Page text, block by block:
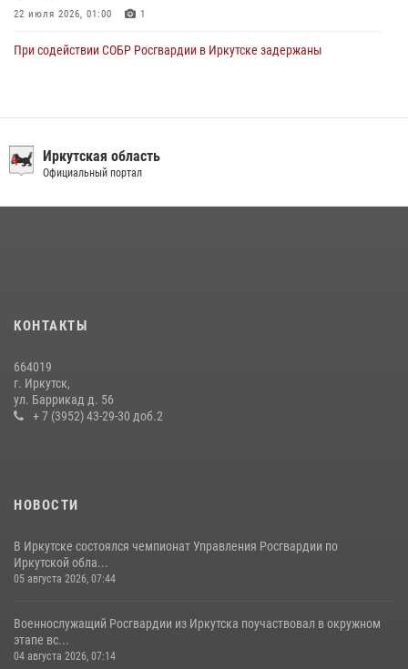
22 июля 2026, 01:00 1
При содействии СОБР Росгвардии в Иркутске задержаны
антитеррористической защищенности для полицейских из Иркутска
14 июля 2026, 08:29
пенсионерку, страдающую потерей памяти
В Иркутске сотрудники вневедомственной охраны Росгвардии
приняли участие в благотворительной акции
Иркутская область
Официальный портал
КОНТАКТЫ
664019
г. Иркутск,
ул. Баррикад д. 56
+ 7 (3952) 43-29-30 доб.2
НОВОСТИ
В Иркутске состоялся чемпионат Управления Росгвардии по
Иркутской обла...
05 августа 2026, 07:44
Военнослужащий Росгвардии из Иркутска поучаствовал в окружном
этапе вс...
04 августа 2026, 07:14